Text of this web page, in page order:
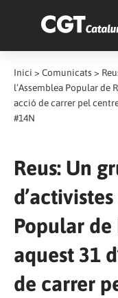
Inici > Comunicats >
l’Assemblea Popular de
acció de carrer pel
#14N
Reus: Un
Popular
aquest 31
de carrer